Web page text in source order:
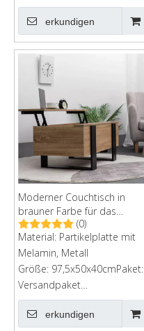
bestellenKartongröße:
113x58x11cm
erkundigen
Moderner Couchtisch in
brauner Farbe für das
Wohnzimmer(0)
Material: Partikelplatte mit
Melamin, Metall
Größe: 97,5x50x40cmPaket:
Versandpaket
bestellenPaketgröße:
112x56x10.8 cmG.W: 21 kg
erkundigen